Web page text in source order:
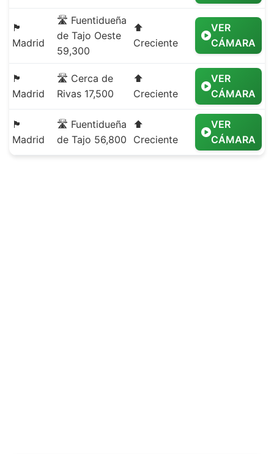
🏴
Madrid
🛣️ Fuentidueña
de Tajo Oeste
59,300
⬆️
Creciente
VER
CÁMARA
🏴
Madrid
🛣️ Cerca de
Rivas 17,500
⬆️
Creciente
VER
CÁMARA
🏴
Madrid
🛣️ Fuentidueña
de Tajo 56,800
⬆️
Creciente
VER
CÁMARA